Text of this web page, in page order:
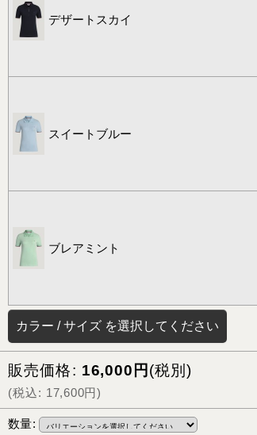
デザートスカイ
スイートブルー
ブレアミント
カラー / サイズ を選択してください
販売価格: 16,000 円 (税別)
(税込: 17,600円)
数量: